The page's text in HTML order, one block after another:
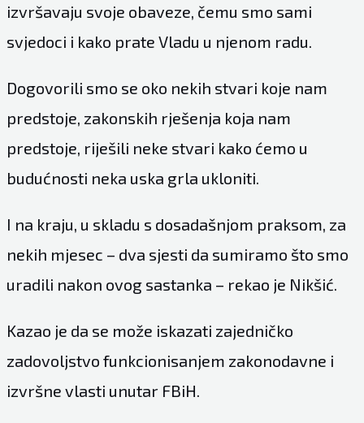
izvršavaju svoje obaveze, čemu smo sami
svjedoci i kako prate Vladu u njenom radu.
Dogovorili smo se oko nekih stvari koje nam
predstoje, zakonskih rješenja koja nam
predstoje, riješili neke stvari kako ćemo u
budućnosti neka uska grla ukloniti.
I na kraju, u skladu s dosadašnjom praksom, za
nekih mjesec – dva sjesti da sumiramo što smo
uradili nakon ovog sastanka – rekao je Nikšić.
Kazao je da se može iskazati zajedničko
zadovoljstvo funkcionisanjem zakonodavne i
izvršne vlasti unutar FBiH.